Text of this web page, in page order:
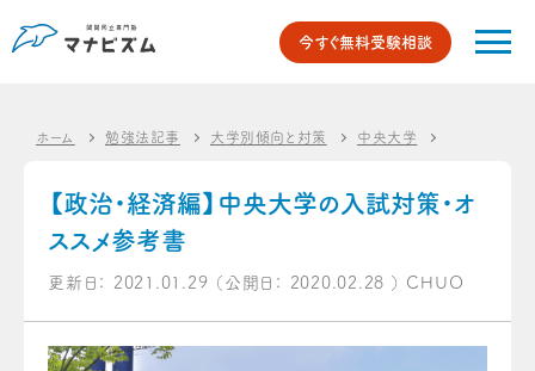
今すぐ無料受験相談
ホーム 勉強法記事 大学別傾向と対策 中央大学
【政治・経済編】中央大学の入試対策・オ
ススメ参考書
更新日： 2021.01.29 （公開日： 2020.02.28 ） CHUO